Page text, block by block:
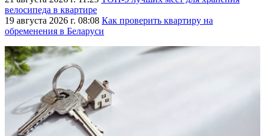
велосипеда в квартире
19 августа 2026 г. 08:08 Как проверить квартиру на
обременения в Беларуси